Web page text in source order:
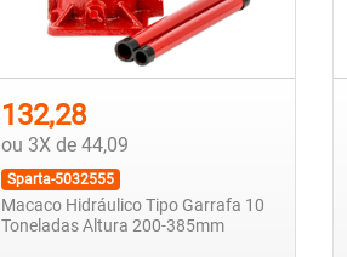
132,28
ou 3X de 44,09
Sparta-5032555
Macaco Hidráulico Tipo Garrafa 10
Toneladas Altura 200-385mm